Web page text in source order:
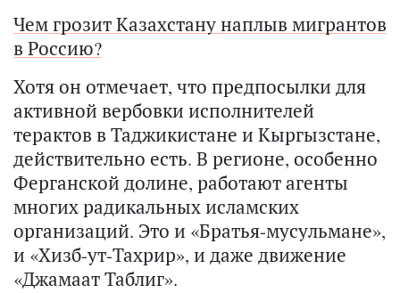
Чем грозит Казахстану наплыв мигрантов
в Россию?
Хотя он отмечает, что предпосылки для
активной вербовки исполнителей
терактов в Таджикистане и Кыргызстане,
действительно есть. В регионе, особенно
Ферганской долине, работают агенты
многих радикальных исламских
организаций. Это и «Братья-мусульмане»,
и «Хизб-ут-Тахрир», и даже движение
«Джамаат Таблиг».